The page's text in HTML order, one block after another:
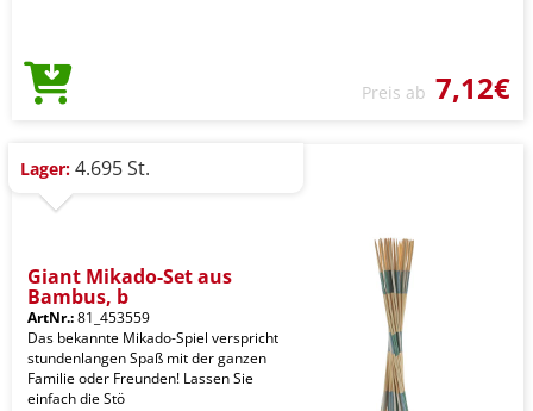
Preis ab 7,12€
Lager: 4.695 St.
Giant Mikado-Set aus
Bambus, b
ArtNr.:81_453559
Das bekannte Mikado-Spiel verspricht
stundenlangen Spaß mit der ganzen
Familie oder Freunden! Lassen Sie
einfach die Stö